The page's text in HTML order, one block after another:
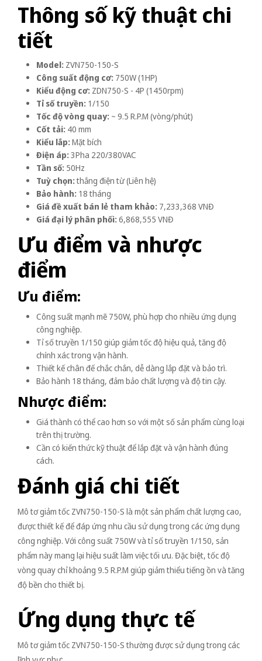
Thông số kỹ thuật chi
tiết
Model: ZVN750-150-S
Công suất động cơ: 750W (1HP)
Kiểu động cơ: ZDN750-S - 4P (1450rpm)
Tỉ số truyền: 1/150
Tốc độ vòng quay: ~ 9.5 R.P.M (vòng/phút)
Cốt tải: 40 mm
Kiểu lắp:Mặt bích
Điện áp:3Pha 220/380VAC
Tần số: 50Hz
Tuỳ chọn:thắng điện từ (Liên hệ)
Bảo hành: 18 tháng
Giá đề xuất bán lẻ tham khảo: 7,233,368 VNĐ
Giá đại lý phân phối:6,868,555 VNĐ
Ưu điểm và nhược
điểm
Ưu điểm:
Công suất mạnh mẽ 750W, phù hợp cho nhiều ứng dụng
công nghiệp.
Tỉ số truyền 1/150 giúp giảm tốc độ hiệu quả, tăng độ
chính xác trong vận hành.
Thiết kế chân đế chắc chắn, dễ dàng lắp đặt và bảo trì.
Bảo hành 18 tháng, đảm bảo chất lượng và độ tin cậy.
Nhược điểm:
Giá thành có thể cao hơn so với một số sản phẩm cùng loại
trên thị trường.
Cần có kiến thức kỹ thuật để lắp đặt và vận hành đúng
cách.
Đánh giá chi tiết
Mô tơ giảm tốc ZVN750-150-S là một sản phẩm chất lượng cao,
được thiết kế để đáp ứng nhu cầu sử dụng trong các ứng dụng
công nghiệp. Với công suất 750W và tỉ số truyền 1/150, sản
phẩm này mang lại hiệu suất làm việc tối ưu. Đặc biệt, tốc độ
vòng quay chỉ khoảng 9.5 R.P.M giúp giảm thiểu tiếng ồn và tăng
độ bền cho thiết bị.
Ứng dụng thực tế
Mô tơ giảm tốc ZVN750-150-S thường được sử dụng trong các